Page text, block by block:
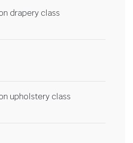
drapery class
upholstery class